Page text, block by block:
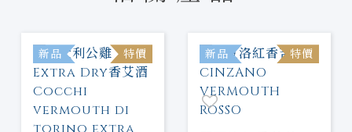
新品 特價 新品 特價